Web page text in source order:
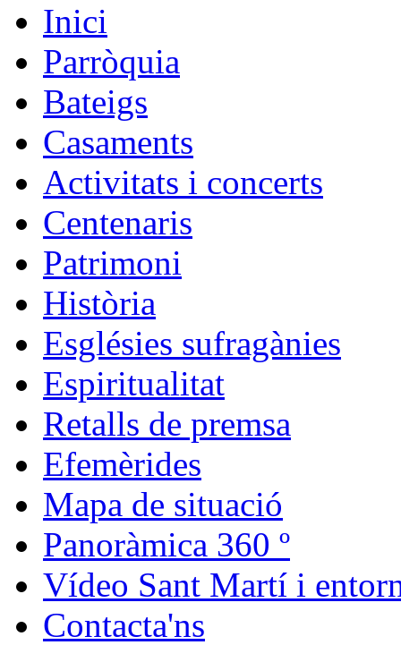
Inici
Parròquia
Bateigs
Casaments
Activitats i concerts
Centenaris
Patrimoni
Història
Esglésies sufragànies
Espiritualitat
Retalls de premsa
Efemèrides
Mapa de situació
Panoràmica 360 º
Vídeo Sant Martí i
Contacta'ns